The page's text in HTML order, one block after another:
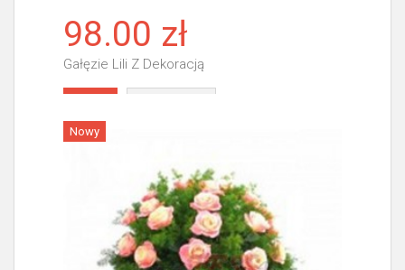
98.00 zł
Gałęzie Lili Z Dekoracją
Nowy